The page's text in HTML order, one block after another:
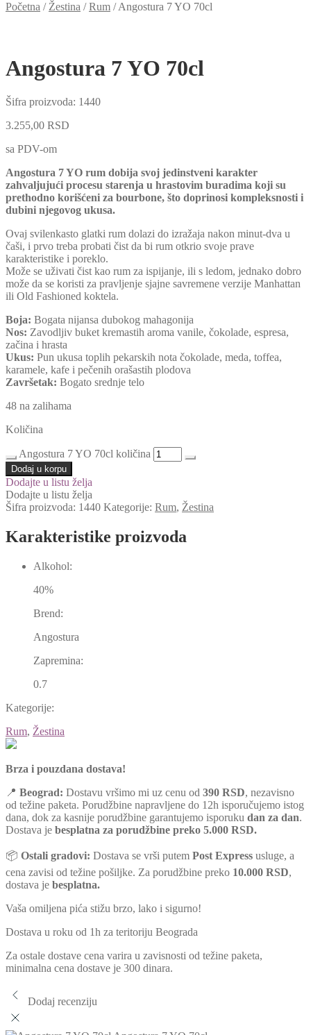
Početna / Žestina /Rum /Angostura 7 YO 70cl
Angostura 7 YO 70cl
Šifra proizvoda: 1440
3.255,00 RSD
sa PDV-om
Angostura 7 YO rum dobija svoj jedinstveni karakter
zahvaljujući procesu starenja u hrastovim buradima koji su
prethodno korišćeni za bourbone, što doprinosi kompleksnosti i
dubini njegovog ukusa.
Ovaj svilenkasto glatki rum dolazi do izražaja nakon minut-dva u
čaši, i prvo treba probati čist da bi rum otkrio svoje prave
karakteristike i poreklo.
Može se uživati čist kao rum za ispijanje, ili s ledom, jednako dobro
može da se koristi za pravljenje sjajne savremene verzije Manhattan
ili Old Fashioned koktela.
Boja: Bogata nijansa dubokog mahagonija
Nos: Zavodljiv buket kremastih aroma vanile, čokolade, espresa,
začina i hrasta
Ukus: Pun ukusa toplih pekarskih nota čokolade, meda, toffea,
karamele, kafe i pečenih orašastih plodova
Završetak: Bogato srednje telo
48 na zalihama
Količina
Angostura 7 YO 70cl količina
Dodaj u korpu
Dodajte u listu želja
Dodajte u listu želja
Šifra proizvoda: 1440 Kategorije: Rum, Žestina
Karakteristike proizvoda
Alkohol:
40%
Brend:
Angostura
Zapremina:
0.7
Kategorije:
Rum, Žestina
Brza i pouzdana dostava!
📍 Beograd: Dostavu vršimo mi uz cenu od 390 RSD, nezavisno
od težine paketa. Porudžbine napravljene do 12h isporučujemo istog
dana, dok za kasnije porudžbine garantujemo isporuku dan za dan.
Dostava je besplatna za porudžbine preko 5.000 RSD.
📦 Ostali gradovi: Dostava se vrši putem Post Express usluge, a
cena zavisi od težine pošiljke. Za porudžbine preko 10.000 RSD,
dostava je besplatna.
Vaša omiljena pića stižu brzo, lako i sigurno!
Dostava u roku od 1h za teritoriju Beograda
Za ostale dostave cena varira u zavisnosti od težine paketa,
minimalna cena dostave je 300 dinara.
Dodaj recenziju